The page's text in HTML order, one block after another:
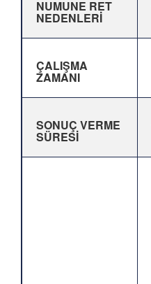
NUMUNE RET
NEDENLERİ
ÇALIŞMA
ZAMANI
SONUÇ VERME
SÜRESİ